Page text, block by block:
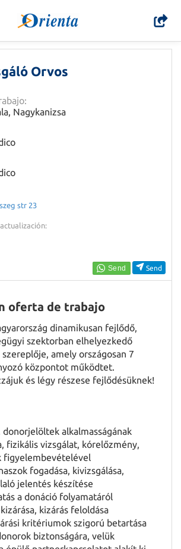
Send
Orvos
, Nagykanizsa
str 23
oferta de trabajo
dinamikusan fejlődő,
szektorban elhelyezkedő
amely országosan 7
központot működtet.
és légy részese fejlődésüknek!
donorjelöltek alkalmasságának
fizikális vizsgálat, kórelőzmény,
figyelembevételével
fogadása, kivizsgálása,
jelentés készítése
a donáció folyamatáról
kizárás feloldása
kritériumok szigorú betartása
biztonságára, velük